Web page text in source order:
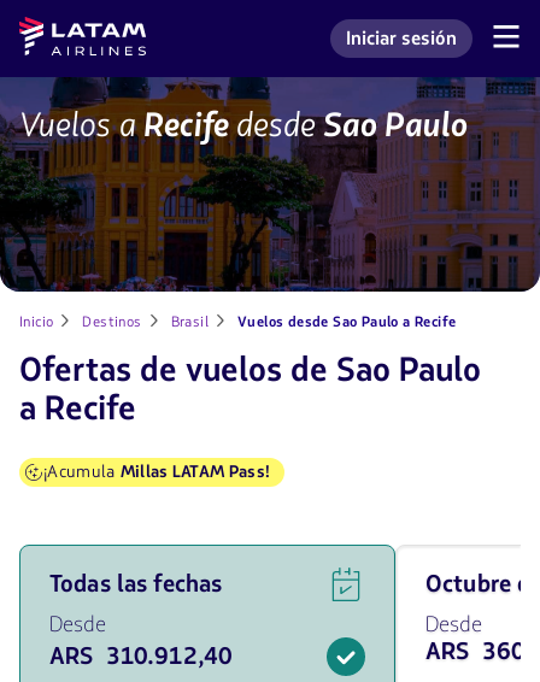
Saltar
menú.
Saltar al
contenido
principal.
Navegación
secciones
de
usuario.
Latam
Airlines
Ingresar a mi cuenta
Iniciar sesión
SAO-
RECVuelos aRecifedesdeSao Paulo
Inicio Destinos Brasil Vuelos desde Sao Paulo a Recife
Ofertas de vuelos de Sao Paulo
a Recife
¡Acumula Millas LATAM Pass!
Ver
ofertas
de
vuelos
para
Todas las fechas
Desde
ARS 310.912,40
Viaja
en
octubre
de
2026
octubre
Desde
ARS